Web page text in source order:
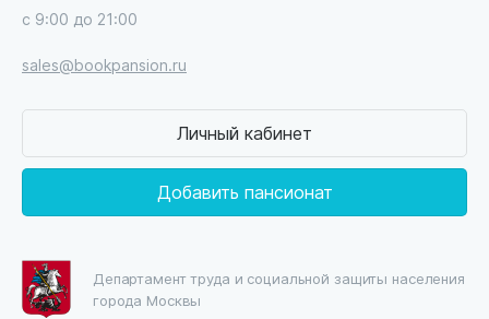
с 9:00 до 21:00
sales@bookpansion.ru
Личный кабинет
Добавить пансионат
Департамент труда и социальной защиты населения
города Москвы